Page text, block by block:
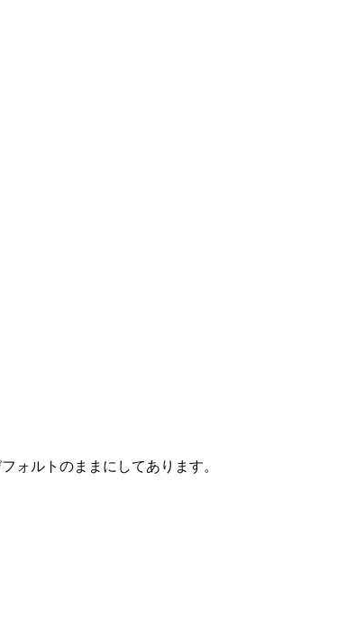
ォルトのままにしてあります。